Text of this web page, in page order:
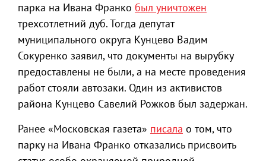
парка на Ивана Франко был уничтожен
трехсотлетний дуб. Тогда депутат
муниципального округа Кунцево Вадим
Сокуренко заявил, что документы на вырубку
предоставлены не были, а на месте проведения
работ стояли автозаки. Один из активистов
района Кунцево Савелий Рожков был задержан.
Ранее «Московская газета» писала о том, что
парку на Ивана Франко отказались присвоить